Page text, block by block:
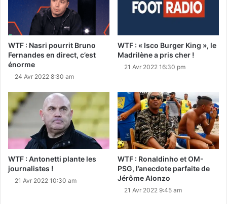
WTF : Nasri pourrit Bruno
Fernandes en direct, c’est
énorme
24 Avr 2022 8:30 am
WTF : « Isco Burger King », le
Madrilène a pris cher !
21 Avr 2022 16:30 pm
WTF : Antonetti plante les
journalistes !
21 Avr 2022 10:30 am
WTF : Ronaldinho et OM-
PSG, l’anecdote parfaite de
Jérôme Alonzo
21 Avr 2022 9:45 am